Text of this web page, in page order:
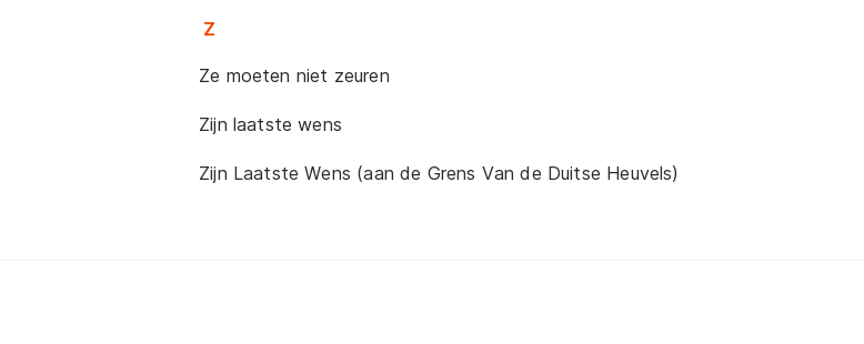
Z
Ze moeten niet zeuren
Zijn laatste wens
Zijn Laatste Wens (aan de Grens Van de Duitse Heuvels)